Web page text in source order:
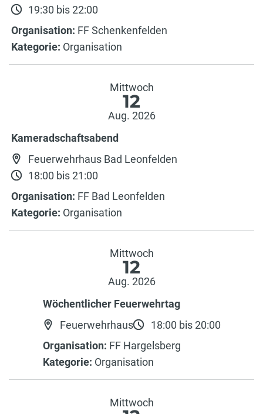
19:30 bis 22:00
Organisation: FF Schenkenfelden
Kategorie: Organisation
Mittwoch
12
Aug. 2026
Kameradschaftsabend
Feuerwehrhaus Bad Leonfelden
18:00 bis 21:00
Organisation: FF Bad Leonfelden
Kategorie: Organisation
Mittwoch
12
Aug. 2026
Wöchentlicher Feuerwehrtag
Feuerwehrhaus
18:00 bis 20:00
Organisation: FF Hargelsberg
Kategorie: Organisation
Mittwoch